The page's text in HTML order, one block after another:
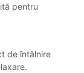
pentru
de întâlnire